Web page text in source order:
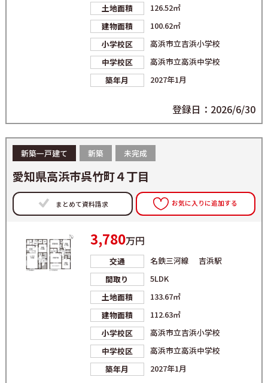
土地面積
126.52㎡
建物面積
100.62㎡
小学校区
高浜市立吉浜小学校
中学校区
高浜市立高浜中学校
築年月
2027年1月
登録日：2026/6/30
新築一戸建て 新築 未完成
愛知県高浜市呉竹町４丁目
まとめて資料請求 お気に入りに追加する
3,780万円
交通
名鉄三河線 吉浜駅
間取り
5LDK
土地面積
133.67㎡
建物面積
112.63㎡
小学校区
高浜市立吉浜小学校
中学校区
高浜市立高浜中学校
築年月
2027年1月